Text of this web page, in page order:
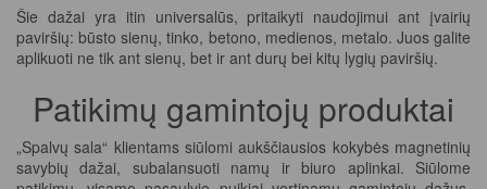
Šie dažai yra itin universalūs, pritaikyti naudojimui ant įvairių
paviršių: būsto sienų, tinko, betono, medienos, metalo. Juos galite
aplikuoti ne tik ant sienų, bet ir ant durų bei kitų lygių paviršių.
Patikimų gamintojų produktai
„Spalvų sala“ klientams siūlomi aukščiausios kokybės magnetinių
savybių dažai, subalansuoti namų ir biuro aplinkai. Siūlome